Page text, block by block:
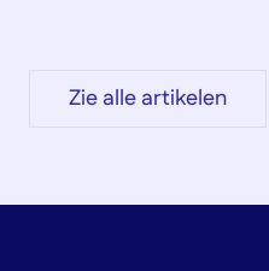
Zie alle artikelen